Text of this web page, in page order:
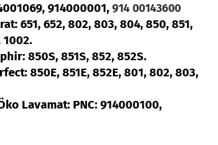
914000001, 914 00143600
: 651, 652, 802, 803, 804, 850, 851,
1002.
: 850S, 851S, 852, 852S.
t: 850E, 851E, 852E, 801, 802, 803,
Lavamat: PNC: 914000100,